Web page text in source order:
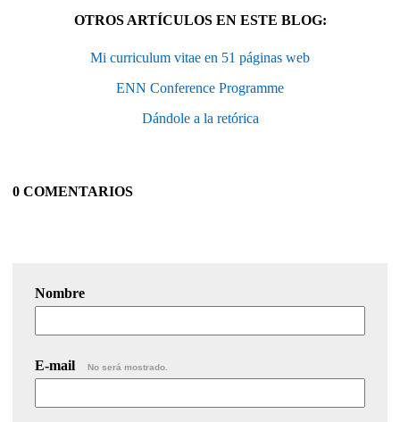
OTROS ARTÍCULOS EN ESTE BLOG:
Mi curriculum vitae en 51 páginas web
ENN Conference Programme
Dándole a la retórica
0 COMENTARIOS
Nombre
E-mail No será mostrado.